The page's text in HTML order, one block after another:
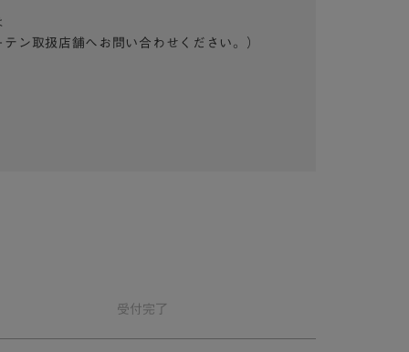
ン取扱店舗へお問い合わせください。）
受付完了